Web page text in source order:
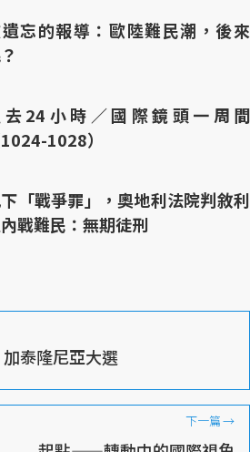
忘的報導：歐陸難民潮，後來
去24小時／國際鏡頭一周間
1024-1028）
「戰爭罪」，奧地利法院判敘利
戰難民：無期徒刑
泰隆尼亞大選
下一篇→